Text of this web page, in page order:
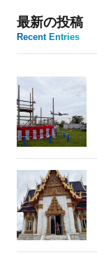
最新の投稿
Recent Entries